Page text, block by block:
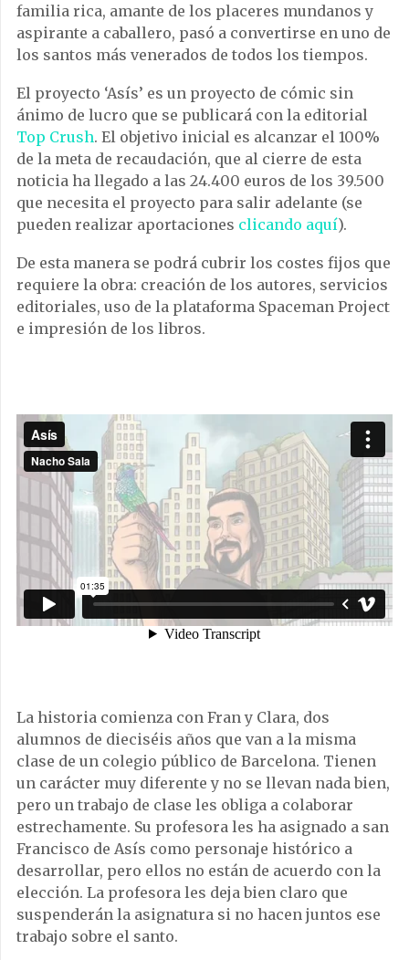
familia rica, amante de los placeres mundanos y
aspirante a caballero, pasó a convertirse en uno de
los santos más venerados de todos los tiempos.
El proyecto ‘Asís’ es un proyecto de cómic sin
ánimo de lucro que se publicará con la editorial
Top Crush. El objetivo inicial es alcanzar el 100%
de la meta de recaudación, que al cierre de esta
noticia ha llegado a las 24.400 euros de los 39.500
que necesita el proyecto para salir adelante (se
pueden realizar aportaciones clicando aquí).
De esta manera se podrá cubrir los costes fijos que
requiere la obra: creación de los autores, servicios
editoriales, uso de la plataforma Spaceman Project
e impresión de los libros.
La historia comienza con Fran y Clara, dos
alumnos de dieciséis años que van a la misma
clase de un colegio público de Barcelona. Tienen
un carácter muy diferente y no se llevan nada bien,
pero un trabajo de clase les obliga a colaborar
estrechamente. Su profesora les ha asignado a san
Francisco de Asís como personaje histórico a
desarrollar, pero ellos no están de acuerdo con la
elección. La profesora les deja bien claro que
suspenderán la asignatura si no hacen juntos ese
trabajo sobre el santo.